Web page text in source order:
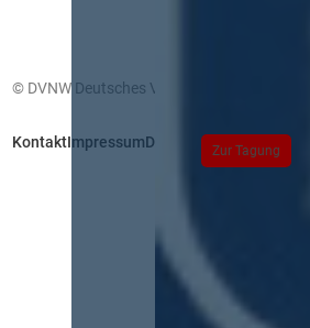
Zur Tagung
© DVNW Deutsches Vergabenetzwerk GmbH
KontaktImpressumDatenschutz